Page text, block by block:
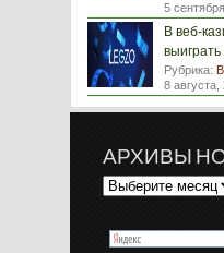
5
В веб-
Рубрика:
8 августа,
АРХИВЫ